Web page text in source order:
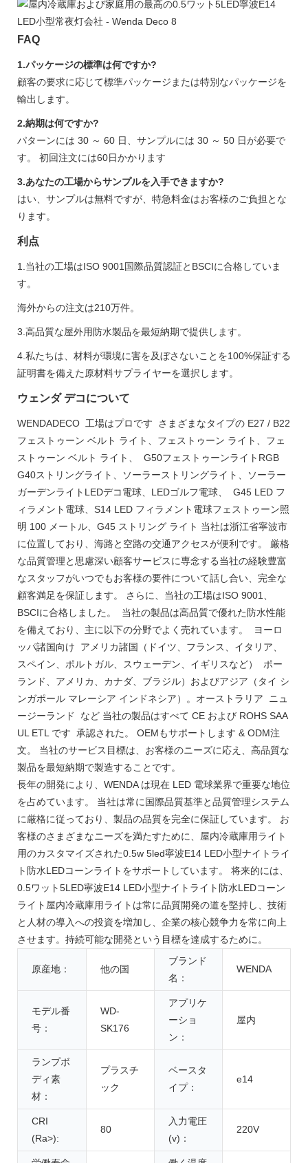
FAQ
1.パッケージの標準は何ですか?
顧客の要求に応じて標準パッケージまたは特別なパッケージを
輸出します。
2.納期は何ですか?
パターンには 30 ～ 60 日、サンプルには 30 ～ 50 日が必要で
す。 初回注文には60日かかります
3.あなたの工場からサンプルを入手できますか?
はい、サンプルは無料ですが、特急料金はお客様のご負担とな
ります。
利点
1.当社の工場はISO 9001国際品質認証とBSCIに合格していま
す。
海外からの注文は210万件。
3.高品質な屋外用防水製品を最短納期で提供します。
4.私たちは、材料が環境に害を及ぼさないことを100%保証する
証明書を備えた原材料サプライヤーを選択します。
ウェンダ デコについて
WENDADECO 工場はプロです さまざまなタイプの E27 / B22
フェストゥーン ベルト ライト、フェストゥーン ライト、フェ
ストゥーン ベルト ライト、 G50フェストゥーンライトRGB
G40ストリングライト、ソーラーストリングライト、ソーラー
ガーデンライトLEDデコ電球、LEDゴルフ電球、 G45 LED フ
ィラメント電球、S14 LED フィラメント電球フェストゥーン照
明 100 メートル、G45 ストリング ライト 当社は浙江省寧波市
に位置しており、海路と空路の交通アクセスが便利です。 厳格
な品質管理と思慮深い顧客サービスに専念する当社の経験豊富
なスタッフがいつでもお客様の要件について話し合い、完全な
顧客満足を保証します。 さらに、当社の工場はISO 9001、
BSCIに合格しました。 当社の製品は高品質で優れた防水性能
を備えており、主に以下の分野でよく売れています。 ヨーロ
ッパ諸国向け アメリカ諸国（ドイツ、フランス、イタリア、
スペイン、ポルトガル、スウェーデン、イギリスなど） ポー
ランド、アメリカ、カナダ、ブラジル）およびアジア（タイ シ
ンガポール マレーシア インドネシア）。オーストラリア ニュ
ージーランド など 当社の製品はすべて CE および ROHS SAA
UL ETL です 承認された。 OEMもサポートします & ODM注
文。 当社のサービス目標は、お客様のニーズに応え、高品質な
製品を最短納期で製造することです。
長年の開発により、WENDA は現在 LED 電球業界で重要な地位
を占めています。 当社は常に国際品質基準と品質管理システム
に厳格に従っており、製品の品質を完全に保証しています。 お
客様のさまざまなニーズを満たすために、屋内冷蔵庫用ライト
用のカスタマイズされた0.5w 5led寧波E14 LED小型ナイトライ
ト防水LEDコーンライトをサポートしています。 将来的には、
0.5ワット5LED寧波E14 LED小型ナイトライト防水LEDコーン
ライト屋内冷蔵庫用ライトは常に品質開発の道を堅持し、技術
と人材の導入への投資を増加し、企業の核心競争力を常に向上
させます。持続可能な開発という目標を達成するために。
原産地： 他の国
ブランド
名：
WENDA
モデル番
号：
WD-
SK176
アプリケ
ーショ
ン：
屋内
ランプボ
ディ素
材：
プラスチ
ック
ベースタ
イプ：
e14
CRI
(Ra>):
80
入力電圧
(v)：
220V